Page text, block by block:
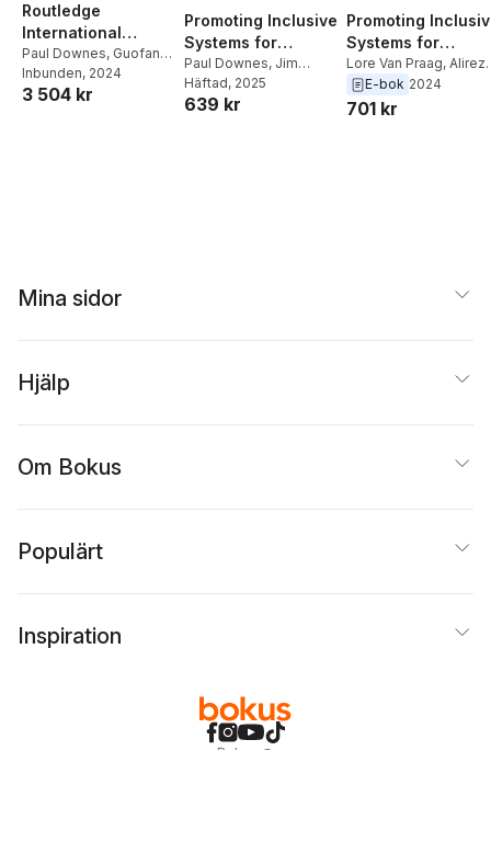
Routledge
International
Handbook of Equity
and Inclusion in
Education
Paul Downes, Guofang
Li,Lore Van Praag
Stephen Lamb
Inbunden, 2024
3 504 kr
Promoting Inclusive
Systems for
Migrants in
Education
Paul Downes, Jim
Anderson,Alireza
Behtoui,
Häftad, 2025
639 kr
Promoting
Systems for
Migrants in
Education
Lore Van Praag,
Behtoui,Jim Anderson
Paul Downes
E-bok 2024
701 kr
Mina sidor
Hjälp
Om Bokus
Populärt
Inspiration
Bokus
@